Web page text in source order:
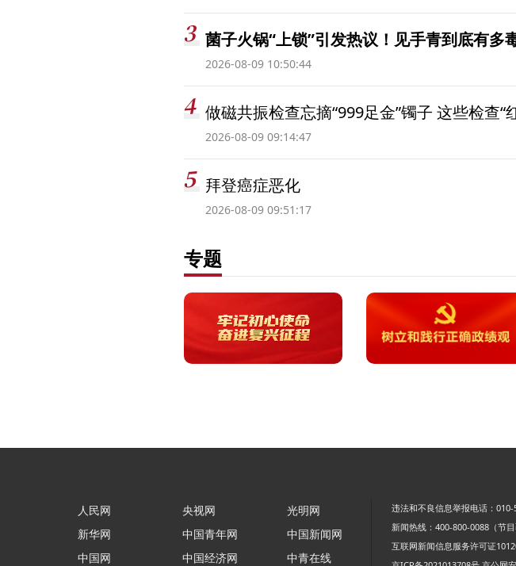
菌子火锅“上锁”引发热议！见手青到底有多
2026-08-09 10:50:44
做磁共振检查忘摘“999足金”镯子 这些检查“
2026-08-09 09:14:47
拜登癌症恶化
2026-08-09 09:51:17
专题
人民网
新华网
中国网
央视网
中国青年网
中国经济网
光明网
中国新闻网
中青在线
违法和不良信息举报电话：010-
新闻热线：400-800-0088（节目
互联网新闻信息服务许可证